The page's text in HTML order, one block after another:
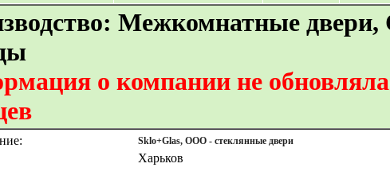
Межкомнатные двери,
о компании не
Sklo+Glas, ООО - стеклянные двери
Харьков